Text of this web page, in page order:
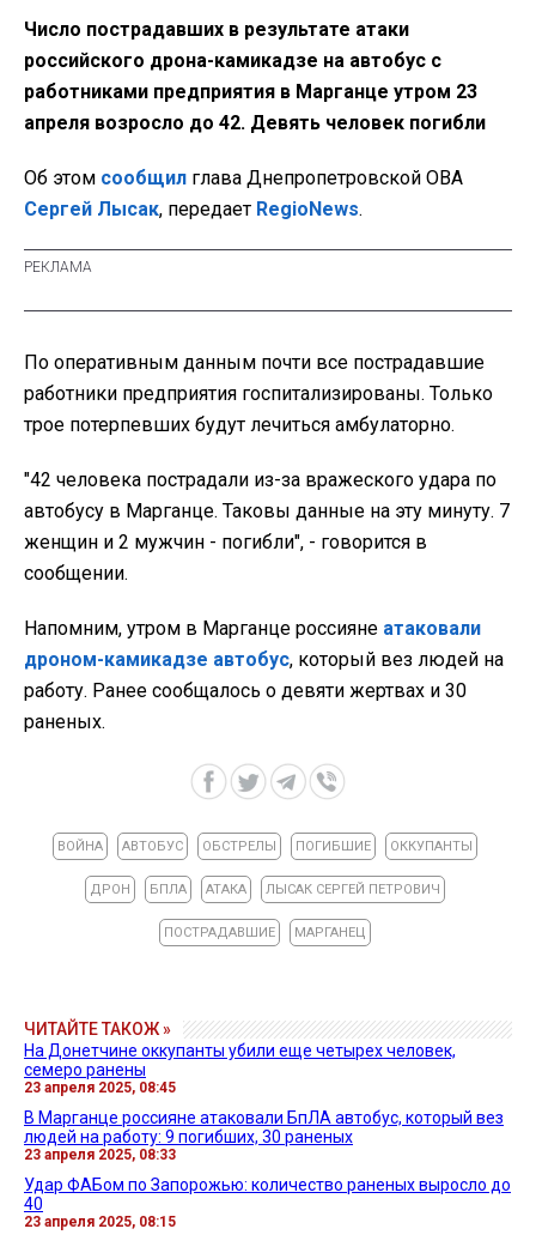
Число пострадавших в результате атаки
российского дрона-камикадзе на автобус с
работниками предприятия в Марганце утром 23
апреля возросло до 42. Девять человек погибли
Об этом сообщил глава Днепропетровской ОВА
Сергей Лысак, передает RegioNews.
По оперативным данным почти все пострадавшие
работники предприятия госпитализированы. Только
трое потерпевших будут лечиться амбулаторно.
"42 человека пострадали из-за вражеского удара по
автобусу в Марганце. Таковы данные на эту минуту. 7
женщин и 2 мужчин - погибли", - говорится в
сообщении.
Напомним, утром в Марганце россияне атаковали
дроном-камикадзе автобус, который вез людей на
работу. Ранее сообщалось о девяти жертвах и 30
раненых.
ВОЙНА АВТОБУС ОБСТРЕЛЫ ПОГИБШИЕ ОККУПАНТЫ
ДРОН БПЛА АТАКА ЛЫСАК СЕРГЕЙ ПЕТРОВИЧ
ПОСТРАДАВШИЕ МАРГАНЕЦ
ЧИТАЙТЕ ТАКОЖ »
На Донетчине оккупанты убили еще четырех человек,
семеро ранены
23 апреля 2025, 08:45
В Марганце россияне атаковали БпЛА автобус, который вез
людей на работу: 9 погибших, 30 раненых
23 апреля 2025, 08:33
Удар ФАБом по Запорожью: количество раненых выросло до
40
23 апреля 2025, 08:15